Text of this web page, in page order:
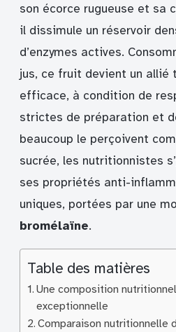
son écorce rugueuse et sa
il dissimule un réservoir
d’enzymes actives.
jus, ce fruit devient un allié
efficace, à condition de
strictes de préparation et
beaucoup le perçoivent
sucrée, les nutritionnistes
ses propriétés anti-
uniques, portées par une
bromélaïne.
Table des matières
Une composition
exceptionnelle
Comparaison nutritionnelle